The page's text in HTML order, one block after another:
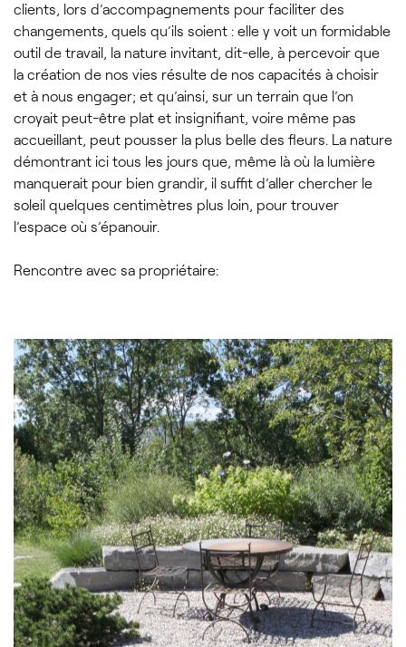
clients, lors d’accompagnements pour faciliter des
changements, quels qu’ils soient : elle y voit un formidable
outil de travail, la nature invitant, dit-elle, à percevoir que
la création de nos vies résulte de nos capacités à choisir
et à nous engager; et qu’ainsi, sur un terrain que l’on
croyait peut-être plat et insignifiant, voire même pas
accueillant, peut pousser la plus belle des fleurs. La nature
démontrant ici tous les jours que, même là où la lumière
manquerait pour bien grandir, il suffit d’aller chercher le
soleil quelques centimètres plus loin, pour trouver
l’espace où s’épanouir.
Rencontre avec sa propriétaire: